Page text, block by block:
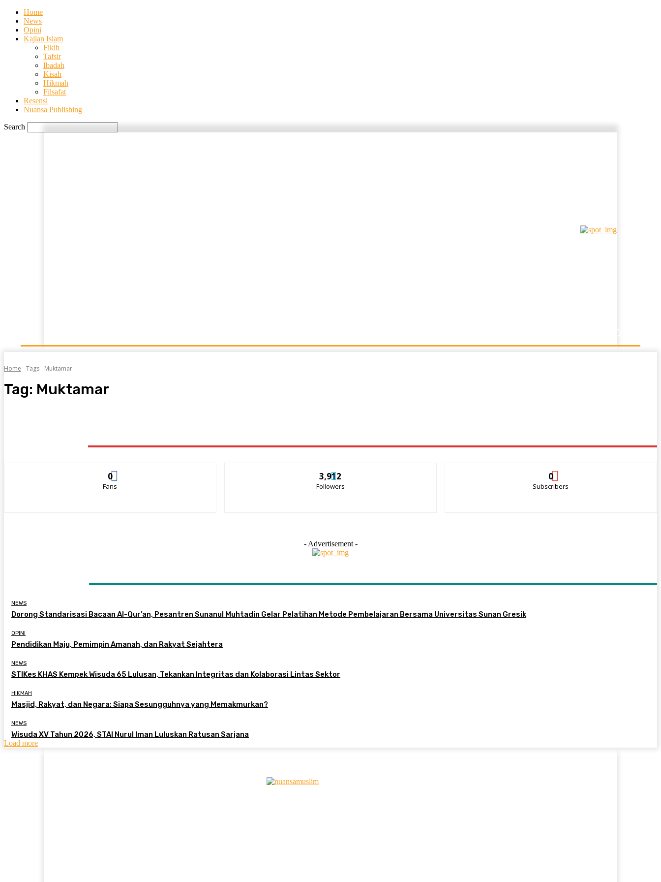
Home
News
Opini
Kajian Islam
Fikih
Tafsir
Ibadah
Kisah
Hikmah
Filsafat
Resensi
Nuansa Publishing
Search
Home Tags Muktamar
Tag: Muktamar
0
Fans
3,912
Followers
0
Subscribers
- Advertisement -
NEWS
Dorong Standarisasi Bacaan Al-Qur’an, Pesantren Sunanul Muhtadin Gelar Pelatihan Metode Pembelajaran Bersama Universitas Sunan Gresik
OPINI
Pendidikan Maju, Pemimpin Amanah, dan Rakyat Sejahtera
NEWS
STIKes KHAS Kempek Wisuda 65 Lulusan, Tekankan Integritas dan Kolaborasi Lintas Sektor
HIKMAH
Masjid, Rakyat, dan Negara: Siapa Sesungguhnya yang Memakmurkan?
NEWS
Wisuda XV Tahun 2026, STAI Nurul Iman Luluskan Ratusan Sarjana
Load more